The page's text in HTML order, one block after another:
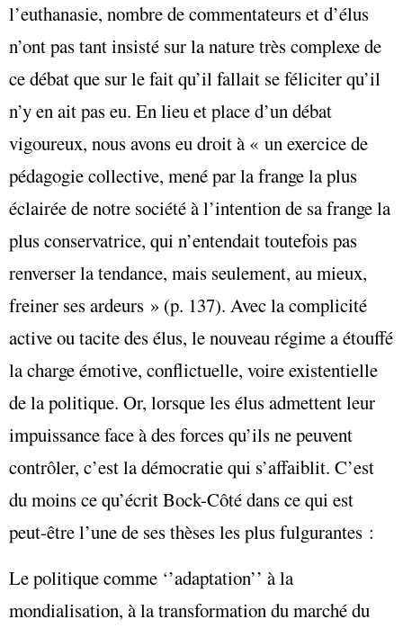
l’euthanasie, nombre de commentateurs et d’élus
n’ont pas tant insisté sur la nature très complexe de
ce débat que sur le fait qu’il fallait se féliciter qu’il
n’y en ait pas eu. En lieu et place d’un débat
vigoureux, nous avons eu droit à « un exercice de
pédagogie collective, mené par la frange la plus
éclairée de notre société à l’intention de sa frange la
plus conservatrice, qui n’entendait toutefois pas
renverser la tendance, mais seulement, au mieux,
freiner ses ardeurs » (p. 137). Avec la complicité
active ou tacite des élus, le nouveau régime a étouffé
la charge émotive, conflictuelle, voire existentielle
de la politique. Or, lorsque les élus admettent leur
impuissance face à des forces qu’ils ne peuvent
contrôler, c’est la démocratie qui s’affaiblit. C’est
du moins ce qu’écrit Bock-Côté dans ce qui est
peut-être l’une de ses thèses les plus fulgurantes :
Le politique comme ‘’adaptation’’ à la
mondialisation, à la transformation du marché du